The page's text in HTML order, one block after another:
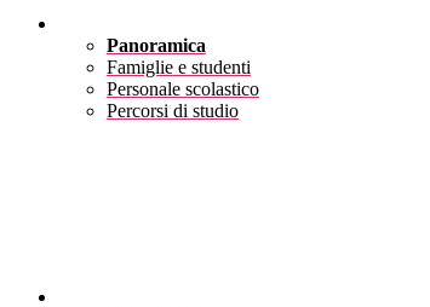
Panoramica
Famiglie e studenti
Personale scolastico
Percorsi di studio